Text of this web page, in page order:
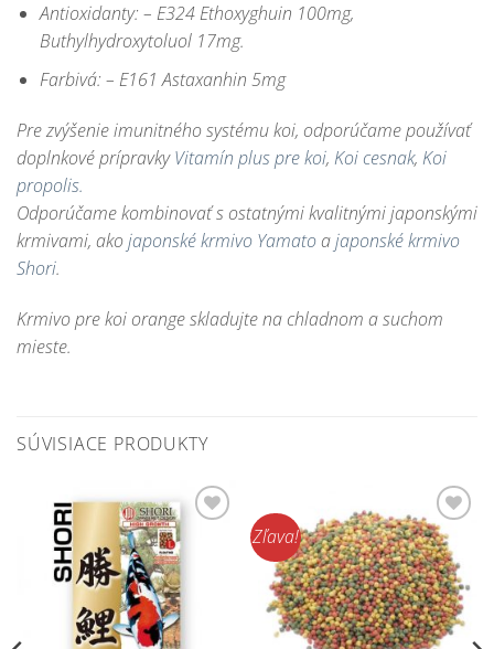
Antioxidanty: – E324 Ethoxyghuin 100mg,
Buthylhydroxytoluol 17mg.
Farbivá: – E161 Astaxanhin 5mg
Pre zvýšenie imunitného systému koi, odporúčame používať
doplnkové prípravkyVitamín plus pre koi, Koi cesnak, Koi
propolis.
Odporúčame kombinovať s ostatnými kvalitnými japonskými
krmivami, akojaponské krmivo Yamatoajaponské krmivo
Shori.
Krmivo pre koi orange skladujte na chladnom a suchom
mieste.
SÚVISIACE PRODUKTY
Pridať do
zoznamu
obľúbených!
Zľava!
Pridať do
zoznamu
obľúbených!